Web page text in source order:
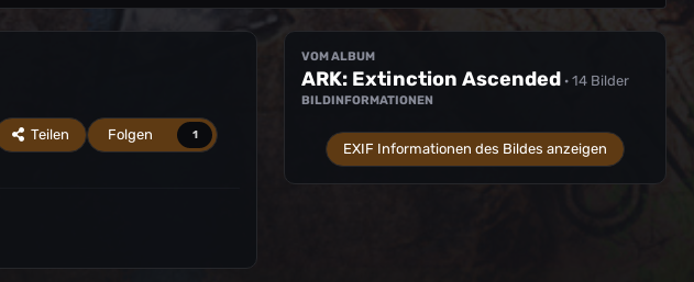
Teilen Folgen 1
VOM ALBUM
ARK: Extinction Ascended · 14 Bilder
BILDINFORMATIONEN
EXIF Informationen des Bildes anzeigen